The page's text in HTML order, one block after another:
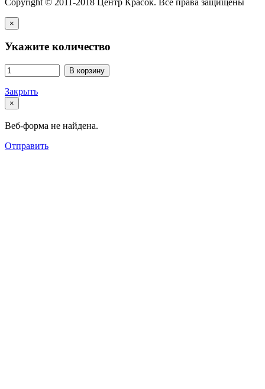
×
Укажите количество
В корзину
Закрыть
×
Веб-форма не найдена.
Отправить